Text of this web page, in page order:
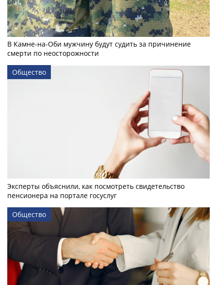
В Камне-на-Оби мужчину будут судить за причинение
смерти по неосторожности
Общество
Эксперты объяснили, как посмотреть свидетельство
пенсионера на портале госуслуг
Общество